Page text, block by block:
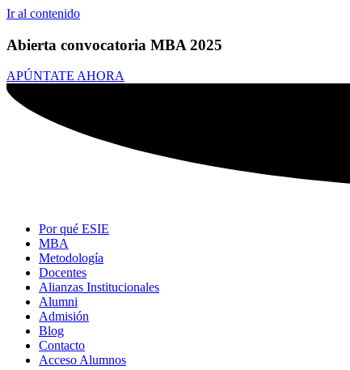
Ir al contenido
Abierta convocatoria MBA 2025
APÚNTATE AHORA
Por qué ESIE
MBA
Metodología
Docentes
Alianzas Institucionales
Alumni
Admisión
Blog
Contacto
Acceso Alumnos